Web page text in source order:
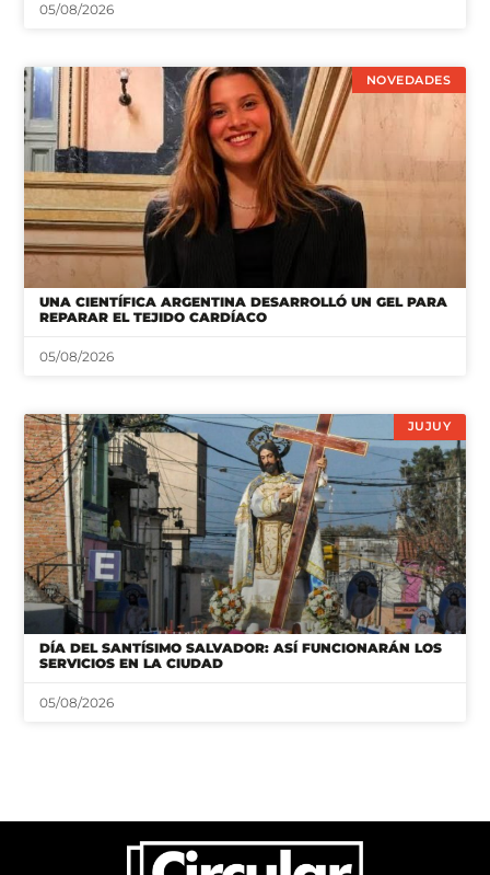
05/08/2026
NOVEDADES
UNA CIENTÍFICA ARGENTINA DESARROLLÓ UN GEL PARA
REPARAR EL TEJIDO CARDÍACO
05/08/2026
JUJUY
DÍA DEL SANTÍSIMO SALVADOR: ASÍ FUNCIONARÁN LOS
SERVICIOS EN LA CIUDAD
05/08/2026